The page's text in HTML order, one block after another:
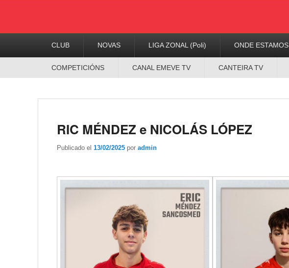
CLUB NOVAS LIGA ZONAL (Poli) ONDE ESTAMOS
COMPETICIÓNS CANAL EMEVE TV CANTEIRA TV
RIC MÉNDEZ e NICOLÁS LÓPEZ
Publicado el 13/02/2025 por admin